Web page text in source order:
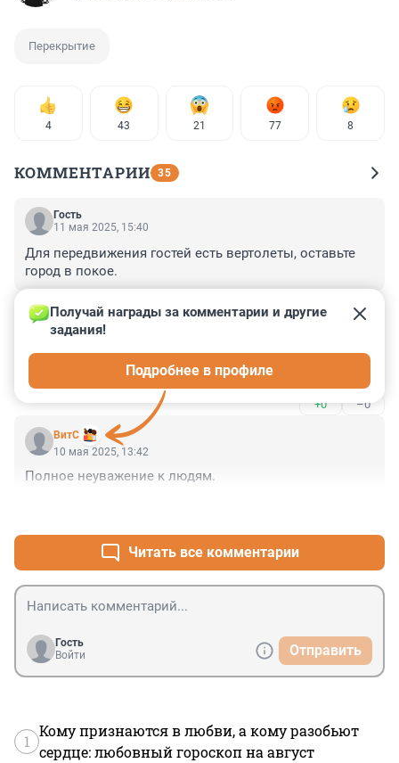
Перекрытие
4 43 21 77 8
КОММЕНТАРИИ 35
Гость
11 мая 2025, 15:40
Для передвижения гостей есть вертолеты, оставьте
город в покое.
–0
Гость
Терпите, сограждане.
+0 –0
ВитС
Получай награды за комментарии и другие
задания!
Подробнее в профиле
10 мая 2025, 13:42
Полное неуважение к людям.
Читать все комментарии
Гость
Войти
Отправить
1
Кому признаются в любви, а кому разобьют
сердце: любовный гороскоп на август